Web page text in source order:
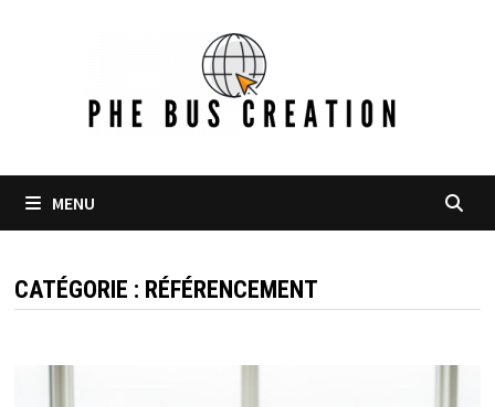
MENU
CATÉGORIE : RÉFÉRENCEMENT